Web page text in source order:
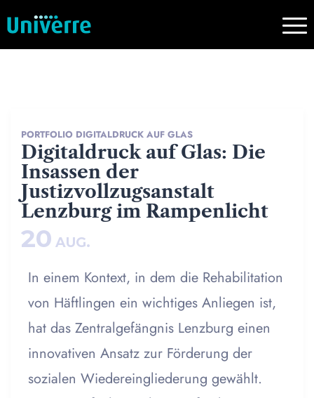
PORTFOLIO DIGITALDRUCK AUF GLAS
Digitaldruck auf Glas: Die
Insassen der
Justizvollzugsanstalt
Lenzburg im Rampenlicht
20 AUG.
In einem Kontext, in dem die Rehabilitation
von Häftlingen ein wichtiges Anliegen ist,
hat das Zentralgefängnis Lenzburg einen
innovativen Ansatz zur Förderung der
sozialen Wiedereingliederung gewählt.